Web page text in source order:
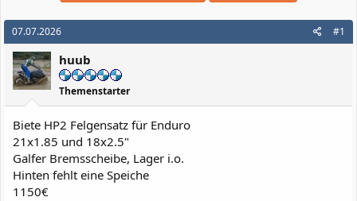
07.07.2026 #1
huub
Themenstarter
Biete HP2 Felgensatz für Enduro
21x1.85 und 18x2.5"
Galfer Bremsscheibe, Lager i.o.
Hinten fehlt eine Speiche
1150€